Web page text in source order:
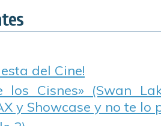
del Cine!
los Cisnes» (Swan
y Showcase y no te lo